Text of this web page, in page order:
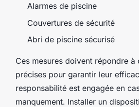
Alarmes de piscine
Couvertures de sécurité
Abri de piscine sécurisé
Ces mesures doivent répondre à
précises pour garantir leur
responsabilité est engagée en
manquement. Installer un